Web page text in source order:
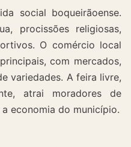
social boqueirãoense.
procissões religiosas,
O comércio local
com mercados,
variedades. A feira livre,
atrai moradores de
economia do município.